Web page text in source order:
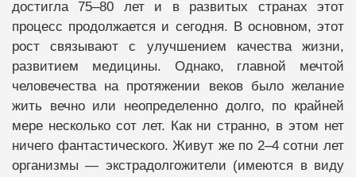
достигла 75–80 лет и в развитых странах этот
процесс продолжается и сегодня. В основном, этот
рост связывают с улучшением качества жизни,
развитием медицины. Однако, главной мечтой
человечества на протяжении веков было желание
жить вечно или неопределенно долго, по крайней
мере несколько сот лет. Как ни странно, в этом нет
ничего фантастического. Живут же по 2–4 сотни лет
организмы — экстрадолгожители (имеются в виду